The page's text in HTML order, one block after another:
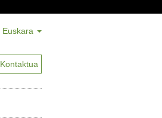
Euskara
Kontaktua